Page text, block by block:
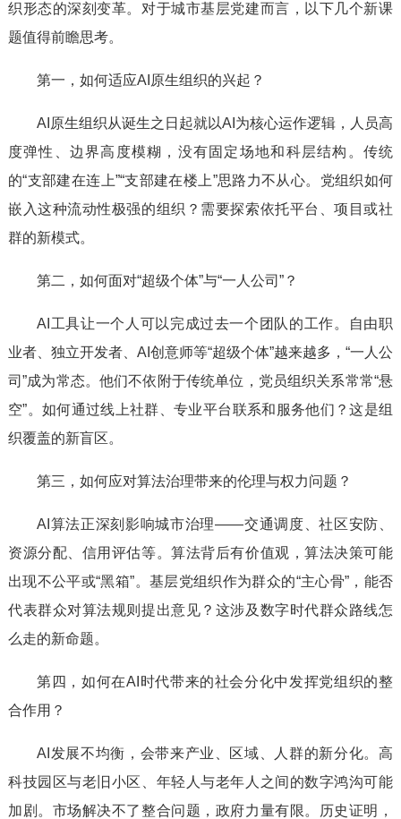
织形态的深刻变革。对于城市基层党建而言，以下几个新课
题值得前瞻思考。
第一，如何适应AI原生组织的兴起？
AI原生组织从诞生之日起就以AI为核心运作逻辑，人员高
度弹性、边界高度模糊，没有固定场地和科层结构。传统
的“支部建在连上”“支部建在楼上”思路力不从心。党组织如何
嵌入这种流动性极强的组织？需要探索依托平台、项目或社
群的新模式。
第二，如何面对“超级个体”与“一人公司”？
AI工具让一个人可以完成过去一个团队的工作。自由职
业者、独立开发者、AI创意师等“超级个体”越来越多，“一人公
司”成为常态。他们不依附于传统单位，党员组织关系常常“悬
空”。如何通过线上社群、专业平台联系和服务他们？这是组
织覆盖的新盲区。
第三，如何应对算法治理带来的伦理与权力问题？
AI算法正深刻影响城市治理——交通调度、社区安防、
资源分配、信用评估等。算法背后有价值观，算法决策可能
出现不公平或“黑箱”。基层党组织作为群众的“主心骨”，能否
代表群众对算法规则提出意见？这涉及数字时代群众路线怎
么走的新命题。
第四，如何在AI时代带来的社会分化中发挥党组织的整
合作用？
AI发展不均衡，会带来产业、区域、人群的新分化。高
科技园区与老旧小区、年轻人与老年人之间的数字鸿沟可能
加剧。市场解决不了整合问题，政府力量有限。历史证明，